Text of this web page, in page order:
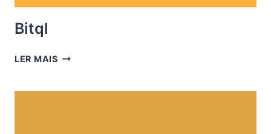
Bitql
LER MAISBITQL